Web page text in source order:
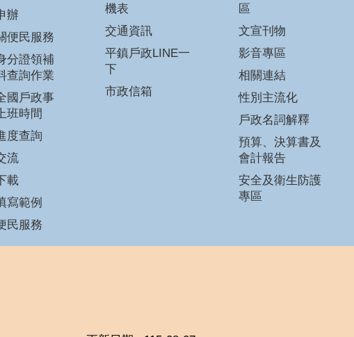
辦
便民服務
分證領補
查詢作業
國戶政事
班時間
度查詢
流
載
寫範例
民服務
機表
交通資訊
平鎮戶政LINE一
下
市政信箱
區
文宣刊物
影音專區
相關連結
性別主流化
戶政名詞解釋
預算、決算書及
會計報告
安全及衛生防護
專區